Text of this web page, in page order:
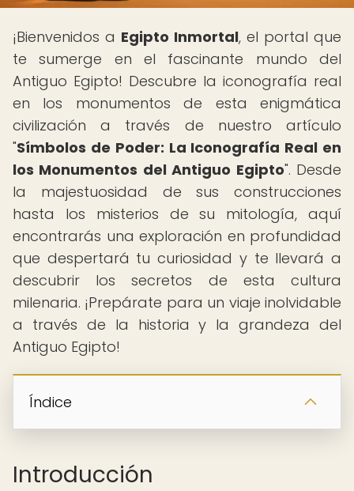
¡Bienvenidos a Egipto Inmortal, el portal que
te sumerge en el fascinante mundo del
Antiguo Egipto! Descubre la iconografía real
en los monumentos de esta enigmática
civilización a través de nuestro artículo
"Símbolos de Poder: La Iconografía Real en
los Monumentos del Antiguo Egipto". Desde
la majestuosidad de sus construcciones
hasta los misterios de su mitología, aquí
encontrarás una exploración en profundidad
que despertará tu curiosidad y te llevará a
descubrir los secretos de esta cultura
milenaria. ¡Prepárate para un viaje inolvidable
a través de la historia y la grandeza del
Antiguo Egipto!
Índice
Introducción